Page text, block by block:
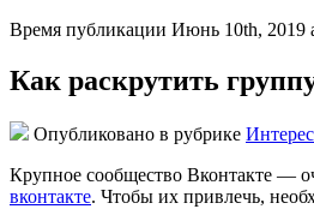
Время публикации Июнь 10th, 2019
Как раскрутить
Опубликовано в рубрике
Крупное сообщество Вконтакте —
вконтакте. Чтобы их привлечь,